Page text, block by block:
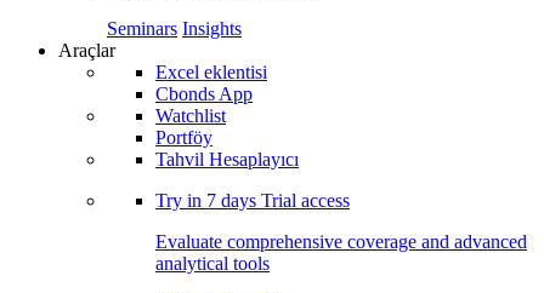
Seminars Insights
Araçlar
Excel eklentisi
Cbonds App
Watchlist
Portföy
Tahvil Hesaplayıcı
Try in 7 days Trial access
Evaluate comprehensive coverage and advanced
analytical tools